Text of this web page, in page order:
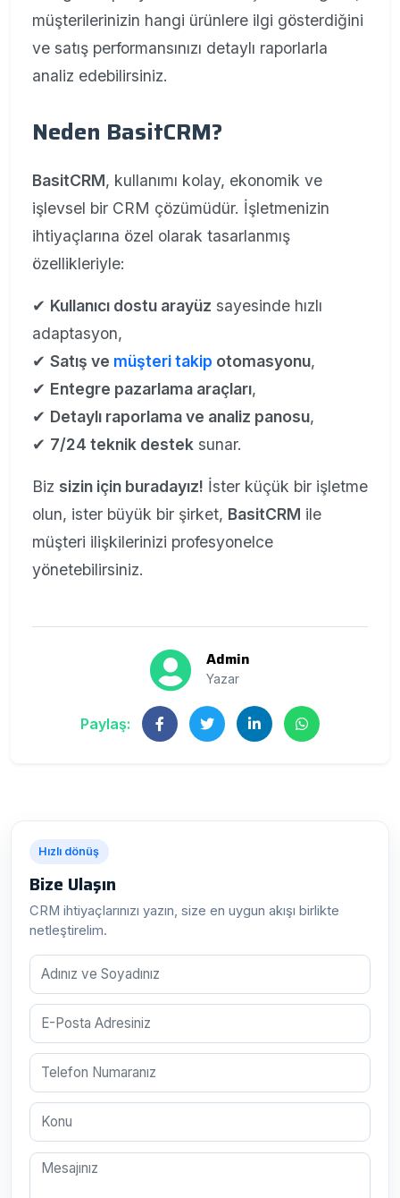
müşterilerinizin hangi ürünlere ilgi gösterdiğini
ve satış performansınızı detaylı raporlarla
analiz edebilirsiniz.
Neden BasitCRM?
BasitCRM, kullanımı kolay, ekonomik ve
işlevsel bir CRM çözümüdür. İşletmenizin
ihtiyaçlarına özel olarak tasarlanmış
özellikleriyle:
✔ Kullanıcı dostu arayüz sayesinde hızlı
adaptasyon,
✔ Satış ve müşteri takip otomasyonu,
✔ Entegre pazarlama araçları,
✔ Detaylı raporlama ve analiz panosu,
✔ 7/24 teknik destek sunar.
Biz sizin için buradayız! İster küçük bir işletme
olun, ister büyük bir şirket, BasitCRM ile
müşteri ilişkilerinizi profesyonelce
yönetebilirsiniz.
Admin
Yazar
Paylaş:
Hızlı dönüş
Bize Ulaşın
CRM ihtiyaçlarınızı yazın, size en uygun akışı birlikte
netleştirelim.